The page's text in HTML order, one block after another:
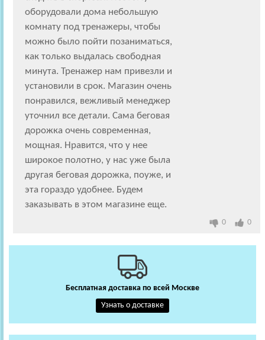
оборудовали дома небольшую
комнату под тренажеры, чтобы
можно было пойти позаниматься,
как только выдалась свободная
минута. Тренажер нам привезли и
установили в срок. Магазин очень
понравился, вежливый менеджер
уточнил все детали. Сама беговая
дорожка очень современная,
мощная. Нравится, что у нее
широкое полотно, у нас уже была
другая беговая дорожка, поуже, и
эта гораздо удобнее. Будем
заказывать в этом магазине еще.
0 0
Бесплатная доставка по всей Москве
Узнать о доставке